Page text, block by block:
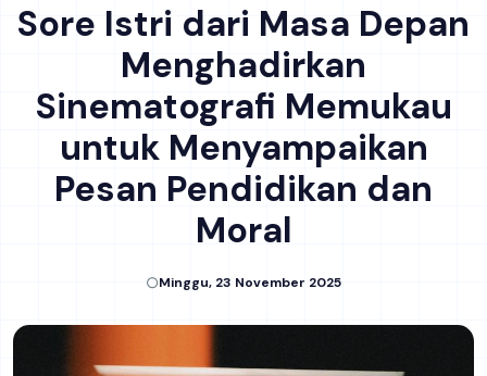
Sore Istri dari Masa Depan
Menghadirkan
Sinematografi Memukau
untuk Menyampaikan
Pesan Pendidikan dan
Moral
Minggu, 23 November 2025